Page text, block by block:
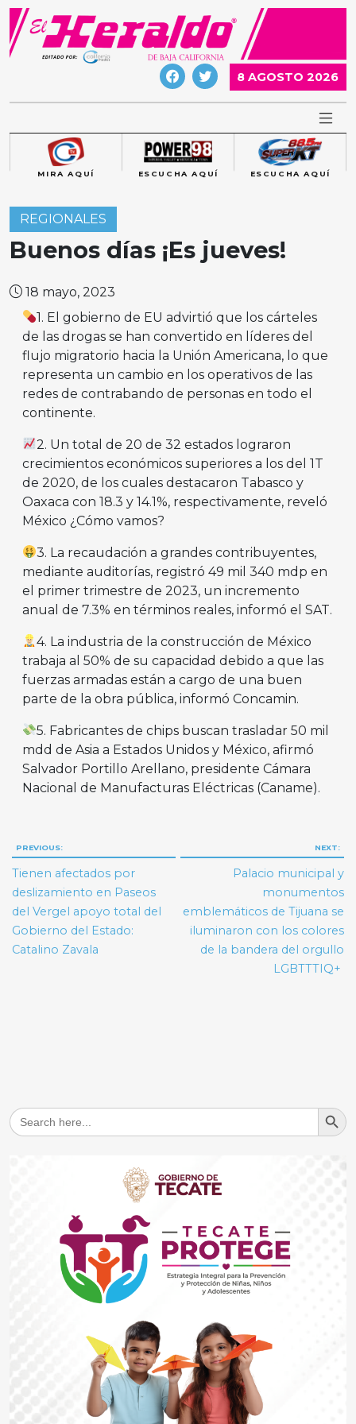
Skip
content
8 AGOSTO 2026
MIRA AQUÍ ESCUCHA AQUÍ ESCUCHA AQUÍ
REGIONALES
Buenos días ¡Es jueves!
18 mayo, 2023
1. El gobierno de EU advirtió que los cárteles
de las drogas se han convertido en líderes del
flujo migratorio hacia la Unión Americana, lo que
representa un cambio en los operativos de las
redes de contrabando de personas en todo el
continente.
2. Un total de 20 de 32 estados lograron
crecimientos económicos superiores a los del 1T
de 2020, de los cuales destacaron Tabasco y
Oaxaca con 18.3 y 14.1%, respectivamente, reveló
México ¿Cómo vamos?
3. La recaudación a grandes contribuyentes,
mediante auditorías, registró 49 mil 340 mdp en
el primer trimestre de 2023, un incremento
anual de 7.3% en términos reales, informó el SAT.
4. La industria de la construcción de México
trabaja al 50% de su capacidad debido a que las
fuerzas armadas están a cargo de una buen
parte de la obra pública, informó Concamin.
5. Fabricantes de chips buscan trasladar 50 mil
mdd de Asia a Estados Unidos y México, afirmó
Salvador Portillo Arellano, presidente Cámara
Nacional de Manufacturas Eléctricas (Caname).
Navegación
de
entradas
PREVIOUS:
Tienen afectados por
deslizamiento en Paseos
del Vergel apoyo total del
Gobierno del Estado:
Catalino Zavala
NEXT:
Palacio municipal y
monumentos
emblemáticos de Tijuana se
iluminaron con los colores
de la bandera del orgullo
LGBTTTIQ+
Search
for:
Search